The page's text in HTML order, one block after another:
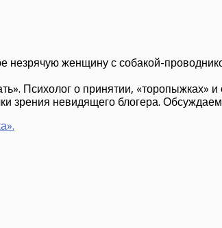
женщину с собакой-
Психолог о принятии, «торопыжках»
зрения невидящего блогера.